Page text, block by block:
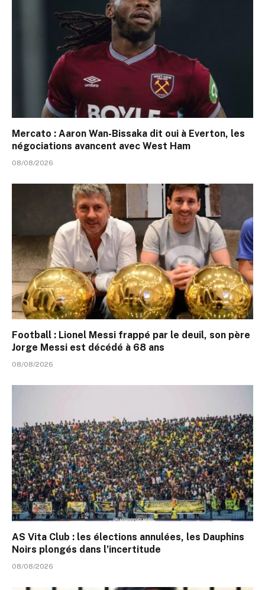
Mercato : Aaron Wan-Bissaka dit oui à Everton, les
négociations avancent avec West Ham
08/08/2026
Football : Lionel Messi frappé par le deuil, son père
Jorge Messi est décédé à 68 ans
08/08/2026
AS Vita Club : les élections annulées, les Dauphins
Noirs plongés dans l’incertitude
08/08/2026